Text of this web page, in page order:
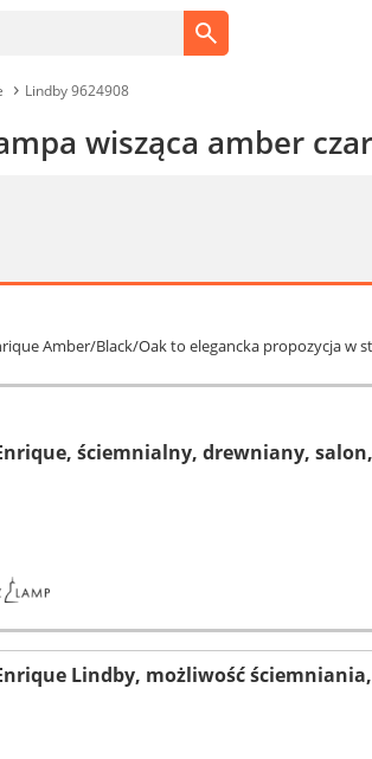
Lindby 9624908
wisząca amber
Amber/Black/Oak to elegancka propozycja
ściemnialny, drewniany,
Lindby, możliwość